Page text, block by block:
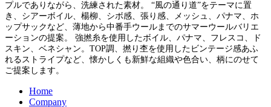
プルでありながら、洗練された素材。 “風の通り道”をテーマに置
き、シアーボイル、楊柳、シボ感、張り感、メッシュ、パナマ、ホ
ップサックなど、薄地から中番手ウールまでのサマーウールバリエ
ーションの提案。 強撚糸を使用したボイル、パナマ、フレスコ、ド
スキン、ベネシャン。TOP調、撚り杢を使用したビンテージ感あふ
れるストライプなど、懐かしくも新鮮な組織や色合い、柄にのせて
ご提案します。
Home
Company